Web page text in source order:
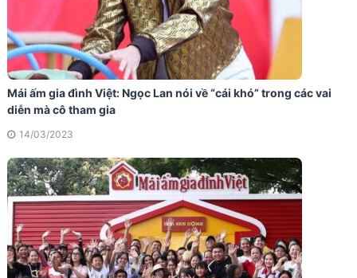
Mái ấm gia đình Việt: Ngọc Lan nói về “cái khó” trong các vai
diễn mà cô tham gia
14/03/2023